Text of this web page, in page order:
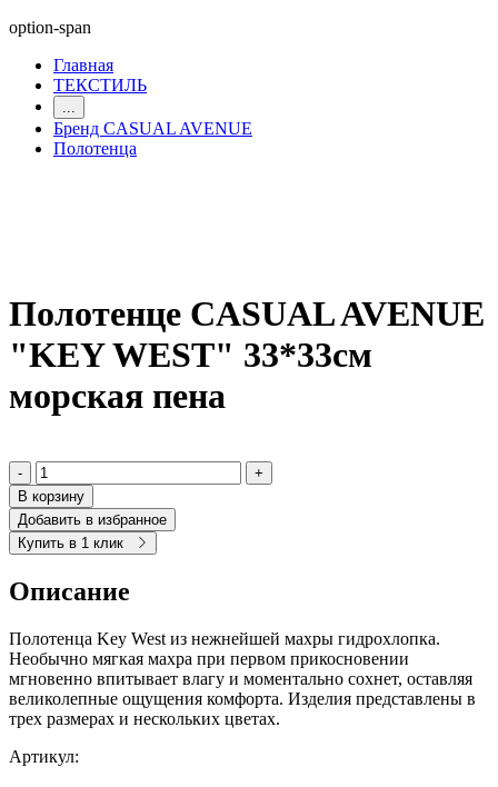
option-span
Главная
ТЕКСТИЛЬ
...
Бренд CASUAL AVENUE
Полотенца
Полотенце CASUAL AVENUE
"KEY WEST" 33*33см
морская пена
-
+
В корзину
Добавить в избранное
Купить в 1 клик
Описание
Полотенца Key West из нежнейшей махры гидрохлопка.
Необычно мягкая махра при первом прикосновении
мгновенно впитывает влагу и моментально сохнет, оставляя
великолепные ощущения комфорта. Изделия представлены в
трех размерах и нескольких цветах.
Артикул: